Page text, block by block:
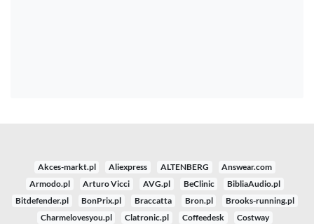
Akces-markt.pl Aliexpress ALTENBERG
Answear.com
Armodo.pl
Arturo Vicci AVG.pl BeClinic
BibliaAudio.pl
Bitdefender.pl
BonPrix.pl Braccatta Bron.pl
Brooks-running.pl
Charmelovesyou.pl
Clatronic.pl Coffeedesk
Costway